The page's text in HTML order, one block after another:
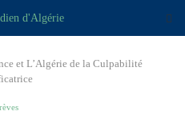
et L’Algérie de la Culpabilité